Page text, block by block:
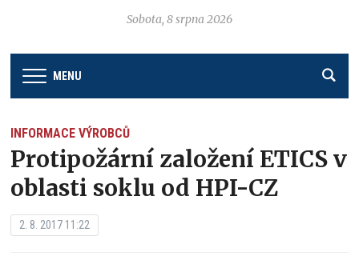
Sobota, 8 srpna 2026
MENU
INFORMACE VÝROBCŮ
Protipožární založení ETICS v
oblasti soklu od HPI-CZ
2. 8. 2017 11:22